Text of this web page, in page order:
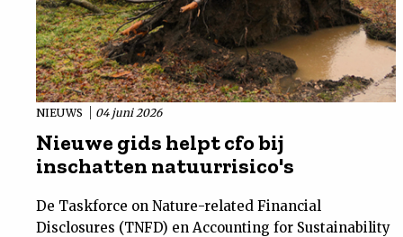
NIEUWS 04 juni 2026
Nieuwe gids helpt cfo bij
inschatten natuurrisico's
De Taskforce on Nature-related Financial
Disclosures (TNFD) en Accounting for Sustainability